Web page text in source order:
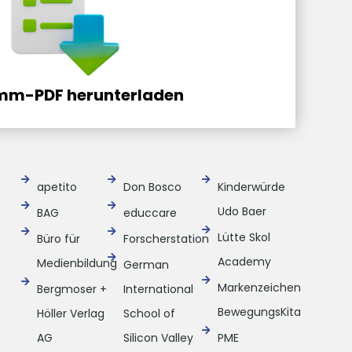
PDF herunterladen
apetito
BAG
Büro für
Medienbildung
Bergmoser +
Höller Verlag
AG
Don Bosco
educcare
Forscherstation
German
International
School of
Silicon Valley
Kinderwürde
Udo Baer
Lütte Skol
Academy
Markenzeichen
BewegungsKita
PME